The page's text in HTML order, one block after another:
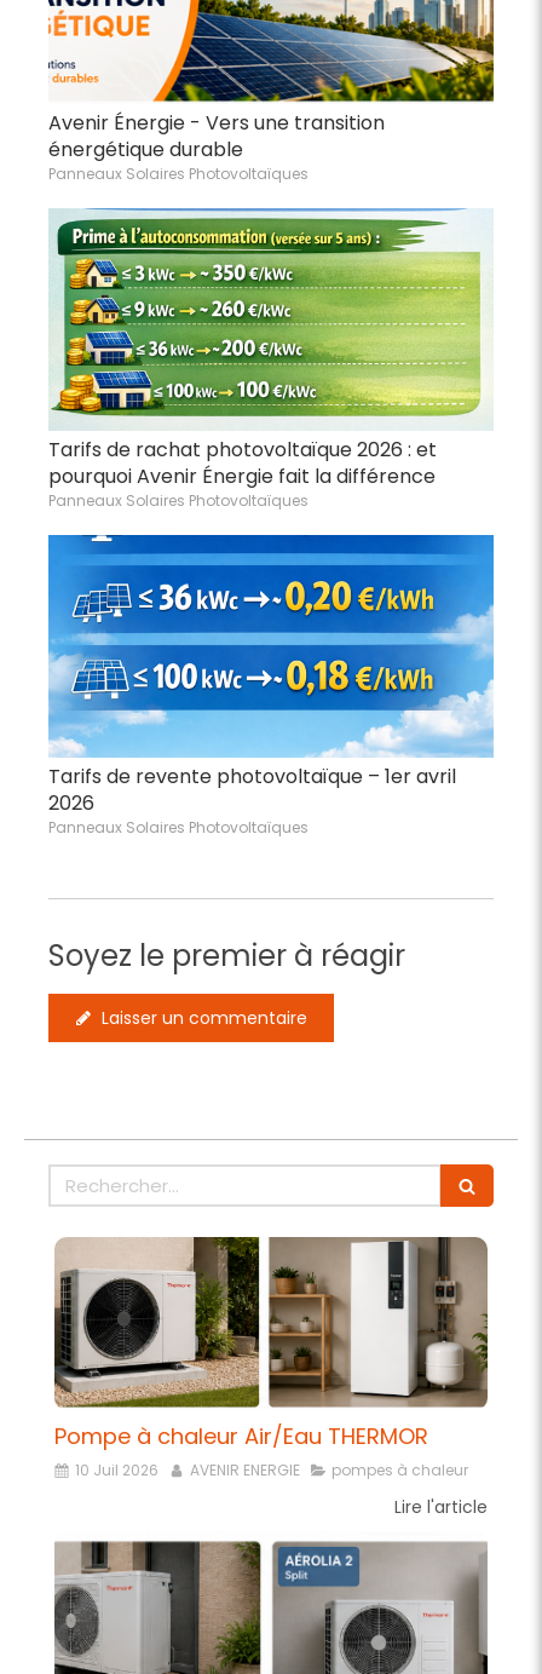
Avenir Énergie - Vers une transition
énergétique durable
Panneaux Solaires Photovoltaïques
Tarifs de rachat photovoltaïque 2026 : et
pourquoi Avenir Énergie fait la différence
Panneaux Solaires Photovoltaïques
Tarifs de revente photovoltaïque – 1er avril
2026
Panneaux Solaires Photovoltaïques
Soyez le premier à réagir
Laisser un commentaire
Rechercher
Pompe à chaleur Air/Eau THERMOR
10 Juil 2026 AVENIR ENERGIE pompes à chaleur
Lire l'article